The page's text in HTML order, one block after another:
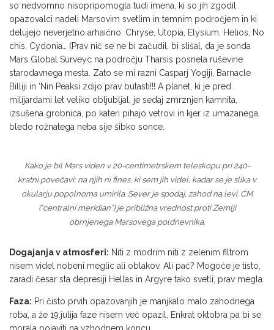
so nedvomno nisopripomogla tudi imena, ki so jih zgodil
opazovalci nadeli Marsovim svetlim in temnim področjem in ki
delujejo neverjetno arhaično: Chryse, Utopia, Elysium, Helios, No
chis, Cydonia… (Prav nič se ne bi začudil, bi slišal, da je sonda
Mars Global Surveyc na področju Tharsis posnela ruševine
starodavnega mesta. Zato se mi razni Casparj Yogiji, Barnacle
Billiji in ‘Nin Peaksi zdijo prav butasti!!! A planet, ki je pred
milijardami let veliko obljubljal, je sedaj zmrznjen kamnita,
izsušena grobnica, po kateri pihajo vetrovi in kjer iz umazanega,
bledo rožnatega neba sije šibko sonce.
Kako je bil Mars viden v 20-centimetrskem teleskopu pri 240-
kratni povečavi; na njih ni fines, ki sem jih videl, kadar se je slika v
okularju popolnoma umirila. Sever je spodaj, zahod na levi. CM
(“centralni meridian”) je približna vrednost proti Zemlji
obrnjenega Marsovega poldnevnika.
Dogajanja v atmosferi: Niti z modrim niti z zelenim filtrom
nisem videl nobeni meglic ali oblakov. Ali pač? Mogoče je tisto,
zaradi česar sta depresiji Hellas in Argyre tako svetli, prav megla.
Faza: Pri čisto prvih opazovanjih je manjkalo malo zahodnega
roba, a že 19.julija faze nisem več opazil. Enkrat oktobra pa bi se